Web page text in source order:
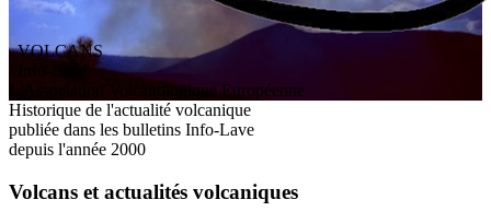
VOLCANS
ssociation V olcanologiqueEuropéenne
Historique de l'actualité volcanique
publiée dans les bulletins Info-Lave
depuis l'année 2000
Volcans et actualités volcaniques